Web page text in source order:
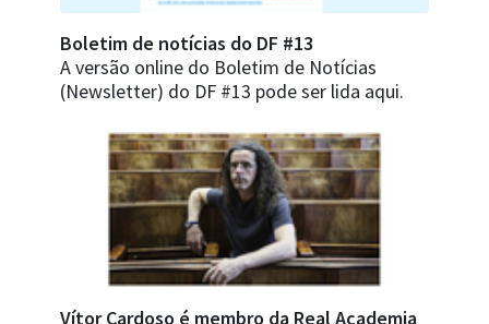
Boletim de notícias do DF #13
A versão online do Boletim de Notícias
(Newsletter) do DF #13 pode ser lida aqui.
Vítor Cardoso é membro da Real Academia